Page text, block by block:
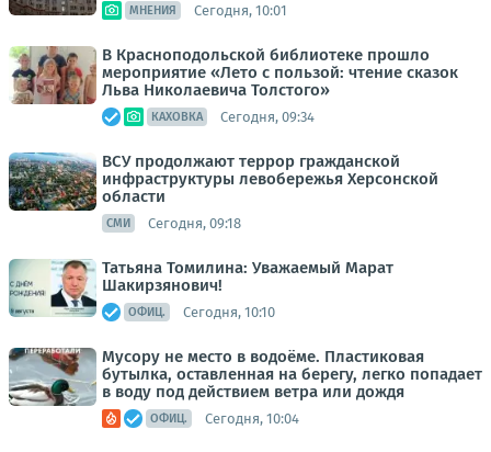
МНЕНИЯ Сегодня, 10:01
В Красноподольской библиотеке прошло
мероприятие «Лето с пользой: чтение сказок
Льва Николаевича Толстого»
КАХОВКА Сегодня, 09:34
ВСУ продолжают террор гражданской
инфраструктуры левобережья Херсонской
области
СМИ Сегодня, 09:18
Татьяна Томилина: Уважаемый Марат
Шакирзянович!
ОФИЦ. Сегодня, 10:10
Мусору не место в водоёме. Пластиковая
бутылка, оставленная на берегу, легко попадает
в воду под действием ветра или дождя
ОФИЦ. Сегодня, 10:04